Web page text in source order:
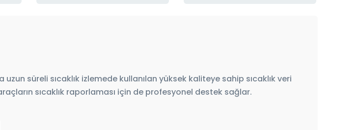
süreli sıcaklık izlemede kullanılan yüksek kaliteye sahip sıcaklık veri
sıcaklık raporlaması için de profesyonel destek sağlar.